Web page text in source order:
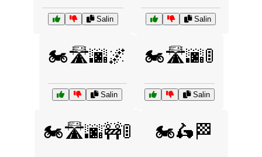
Salin Salin
🏍️🛣️🌆🌌
Salin
🏍️🛣️🌆🚦
Salin
🏍️🛣️🌆🚧🚦 🏍️🛵🏁